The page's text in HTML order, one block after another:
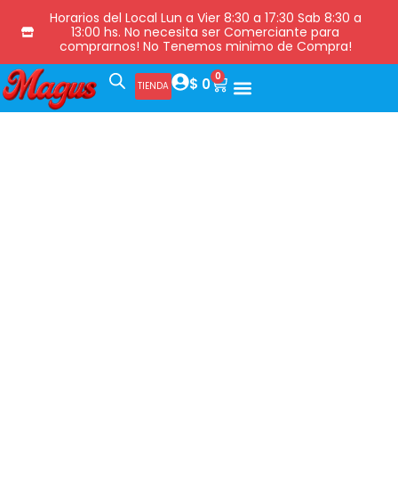
Horarios del Local Lun a Vier 8:30 a 17:30 Sab 8:30 a
13:00 hs. No necesita ser Comerciante para
comprarnos! No Tenemos minimo de Compra!
TIENDA $ 0 0